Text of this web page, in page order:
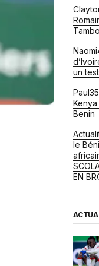
un
Benin
le
EN